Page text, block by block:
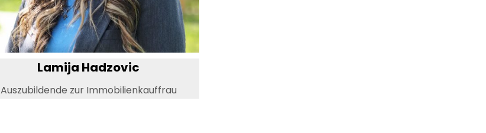
Lamija Hadzovic
Auszubildende zur Immobilienkauffrau